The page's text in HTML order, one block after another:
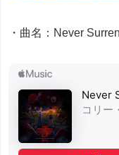
・曲名：Never